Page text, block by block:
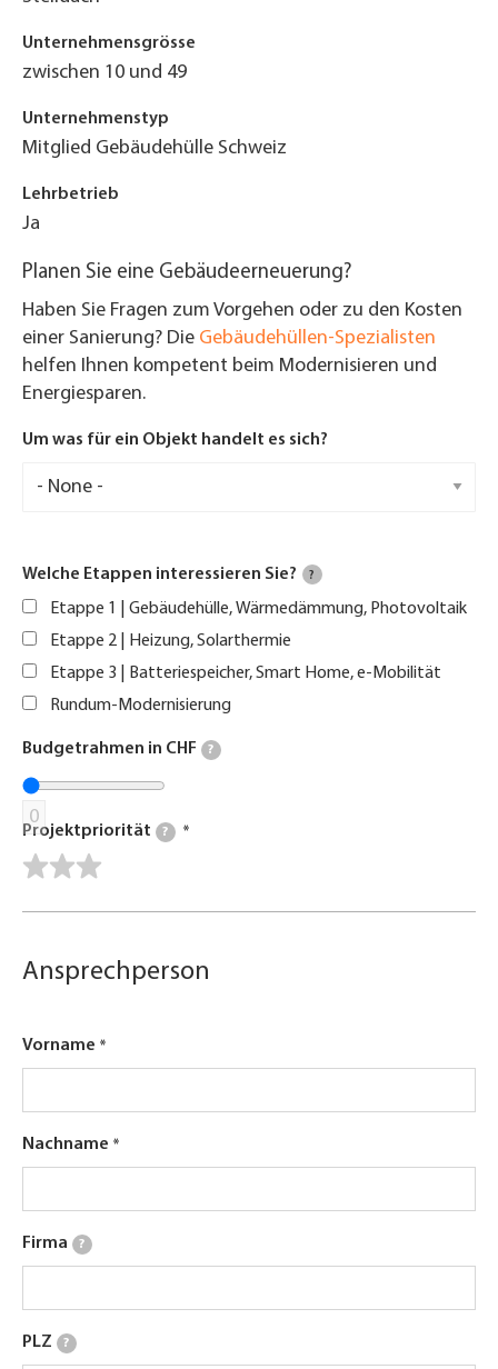
Unternehmensgrösse
zwischen 10 und 49
Unternehmenstyp
Mitglied Gebäudehülle Schweiz
Lehrbetrieb
Ja
Planen Sie eine Gebäudeerneuerung?
Haben Sie Fragen zum Vorgehen oder zu den Kosten
einer Sanierung? Die Gebäudehüllen-Spezialisten
helfen Ihnen kompetent beim Modernisieren und
Energiesparen.
Um was für ein Objekt handelt es sich?
Welche Etappen interessieren Sie? ?
Etappe 1 | Gebäudehülle, Wärmedämmung, Photovoltaik
Etappe 2 | Heizung, Solarthermie
Etappe 3 | Batteriespeicher, Smart Home, e-Mobilität
Rundum-Modernisierung
Budgetrahmen in CHF ?
0
Projektpriorität ?
Ansprechperson
Vorname
Nachname
Firma ?
PLZ ?